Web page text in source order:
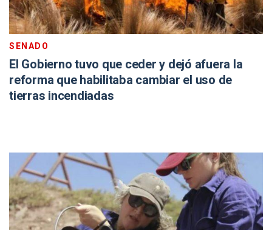
SENADO
El Gobierno tuvo que ceder y dejó afuera la
reforma que habilitaba cambiar el uso de
tierras incendiadas